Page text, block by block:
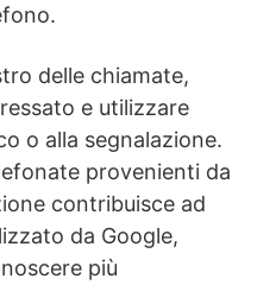
delle chiamate,
e utilizzare
o alla segnalazione.
provenienti da
contribuisce ad
da Google,
più